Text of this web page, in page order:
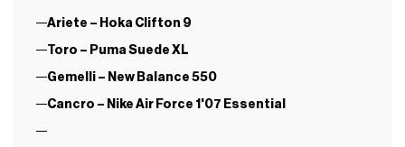
Ariete – Hoka Clifton 9
Toro – Puma Suede XL
Gemelli – New Balance 550
Cancro – Nike Air Force 1'07 Essential